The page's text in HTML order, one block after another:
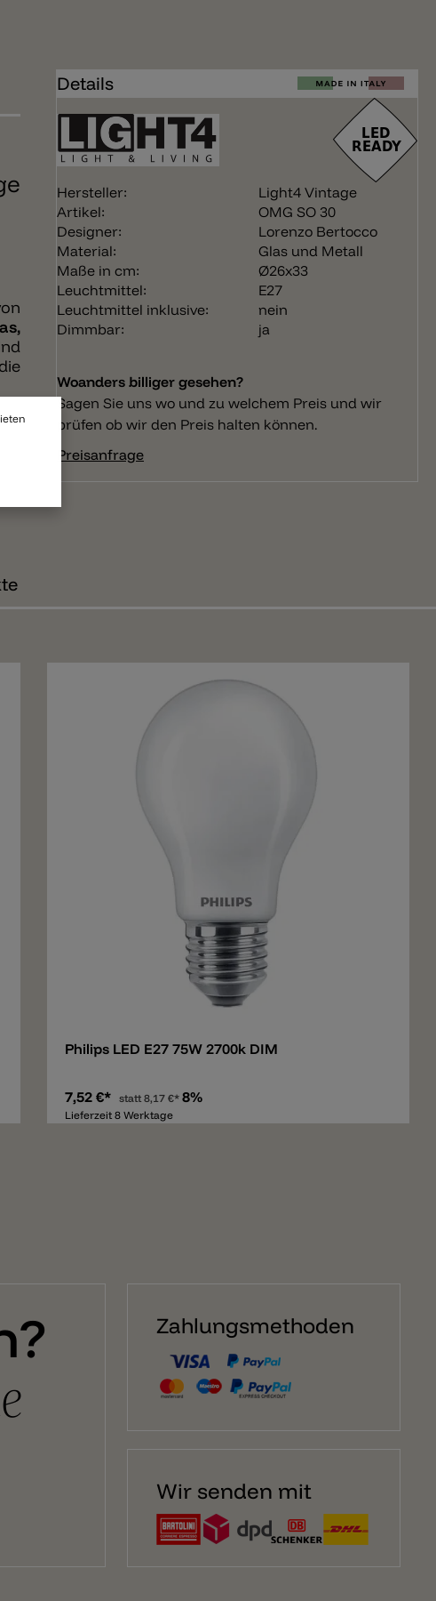
Details
Hersteller:
Light4 Vintage
Artikel:
OMG SO 30
Designer:
Lorenzo Bertocco
Material:
Glas und Metall
Maße in cm:
Ø26x33
Leuchtmittel:
E27
Leuchtmittel inklusive:
nein
Dimmbar:
ja
Woanders billiger gesehen?
Sagen Sie uns wo und zu welchem Preis und wir
prüfen ob wir den Preis halten können.
Preisanfrage
Philips LED E27 75W 2700k DIM
7,52 €* statt 8,17 €* 8%
Lieferzeit 8 Werktage
Zahlungsmethoden
Wir senden mit